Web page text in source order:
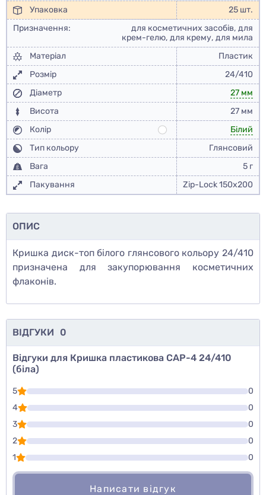
Упаковка
25 шт.
Призначення:
для косметичних засобів, для
крем-гелю, для крему, для мила
Матеріал
Пластик
Розмір
24/410
Діаметр
27 мм
Висота
27 мм
Колір
Білий
Тип кольору
Глянсовий
Вага
5 г
Пакування
Zip-Lock 150x200
ОПИС
Кришка диск-топ білого глянсового кольору 24/410
призначена для закупорювання косметичних
флаконів.
ВІДГУКИ 0
Відгуки для Кришка пластикова CAP-4 24/410
(біла)
5
0
4
0
3
0
2
0
1
0
Написати відгук